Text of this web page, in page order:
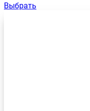
Выбрать